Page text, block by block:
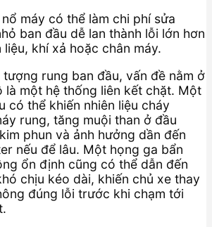
máy có thể làm chi phí sửa
ban đầu dễ lan thành lỗi lớn hơn
liệu, khí xả hoặc chân máy.
rung ban đầu, vấn đề nằm ở
là một hệ thống liên kết chặt. Một
có thể khiến nhiên liệu cháy
rung, tăng muội than ở đầu
phun và ảnh hưởng dần đến
nếu để lâu. Một họng ga bẩn
ổn định cũng có thể dẫn đến
chịu kéo dài, khiến chủ xe thay
đúng lỗi trước khi chạm tới